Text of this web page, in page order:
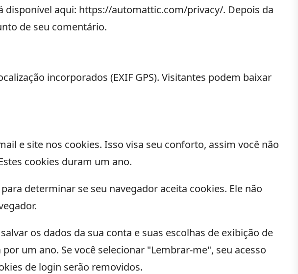
disponível aqui: https://automattic.com/privacy/. Depois da
de seu comentário.
incorporados (EXIF GPS). Visitantes podem baixar
e site nos cookies. Isso visa seu conforto, assim você não
cookies duram um ano.
determinar se seu navegador aceita cookies. Ele não
os dados da sua conta e suas escolhas de exibição de
um ano. Se você selecionar "Lembrar-me", seu acesso
de login serão removidos.